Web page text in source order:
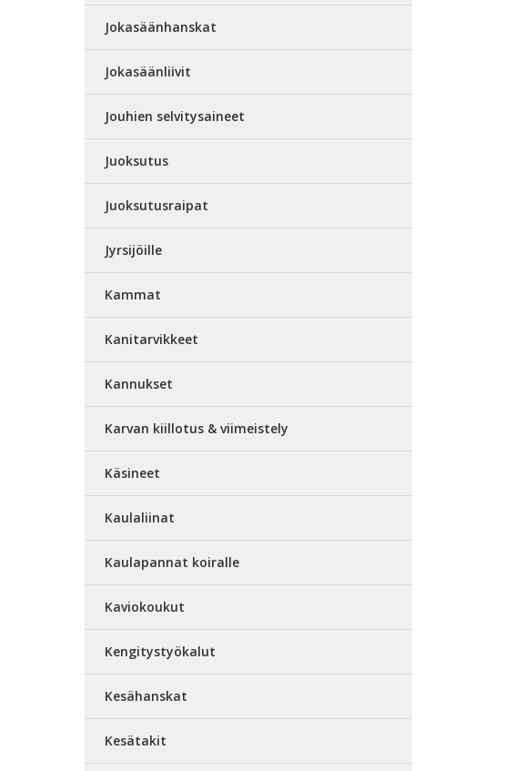
Jokasäänhanskat
Jokasäänliivit
Jouhien selvitysaineet
Juoksutus
Juoksutusraipat
Jyrsijöille
Kammat
Kanitarvikkeet
Kannukset
Karvan kiillotus & viimeistely
Käsineet
Kaulaliinat
Kaulapannat koiralle
Kaviokoukut
Kengitystyökalut
Kesähanskat
Kesätakit